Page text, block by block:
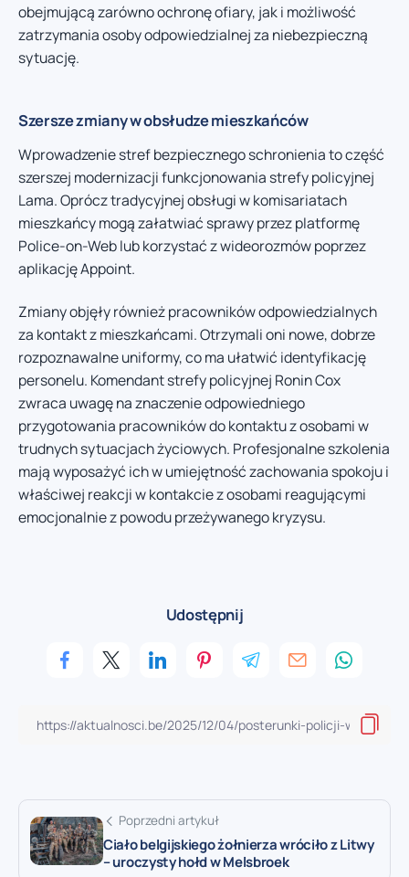
obejmującą zarówno ochronę ofiary, jak i możliwość
zatrzymania osoby odpowiedzialnej za niebezpieczną
sytuację.
Szersze zmiany w obsłudze mieszkańców
Wprowadzenie stref bezpiecznego schronienia to część
szerszej modernizacji funkcjonowania strefy policyjnej
Lama. Oprócz tradycyjnej obsługi w komisariatach
mieszkańcy mogą załatwiać sprawy przez platformę
Police-on-Web lub korzystać z wideorozmów poprzez
aplikację Appoint.
Zmiany objęły również pracowników odpowiedzialnych
za kontakt z mieszkańcami. Otrzymali oni nowe, dobrze
rozpoznawalne uniformy, co ma ułatwić identyfikację
personelu. Komendant strefy policyjnej Ronin Cox
zwraca uwagę na znaczenie odpowiedniego
przygotowania pracowników do kontaktu z osobami w
trudnych sytuacjach życiowych. Profesjonalne szkolenia
mają wyposażyć ich w umiejętność zachowania spokoju i
właściwej reakcji w kontakcie z osobami reagującymi
emocjonalnie z powodu przeżywanego kryzysu.
Udostępnij
Poprzedni artykuł
Ciało belgijskiego żołnierza wróciło z Litwy
– uroczysty hołd w Melsbroek